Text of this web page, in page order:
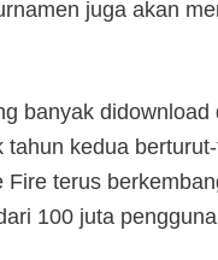
juga akan
banyak didownload
kedua
terus
100 juta